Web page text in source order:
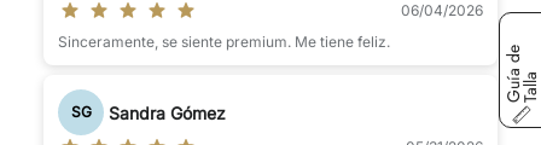
06/04/2026
Sinceramente, se siente premium. Me tiene feliz.
SG Sandra Gómez
G
u
í
a
d
e
T
a
l
la